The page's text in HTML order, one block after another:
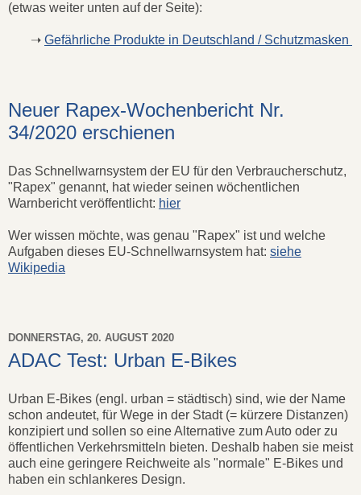
(etwas weiter unten auf der Seite):
➝ Gefährliche Produkte in Deutschland / Schutzmasken
Neuer Rapex-Wochenbericht Nr.
34/2020 erschienen
Das Schnellwarnsystem der EU für den Verbraucherschutz,
"Rapex" genannt, hat wieder seinen wöchentlichen
Warnbericht veröffentlicht: hier
Wer wissen möchte, was genau "Rapex" ist und welche
Aufgaben dieses EU-Schnellwarnsystem hat: siehe
Wikipedia
DONNERSTAG, 20. AUGUST 2020
ADAC Test: Urban E-Bikes
Urban E-Bikes (engl. urban = städtisch) sind, wie der Name
schon andeutet, für Wege in der Stadt (= kürzere Distanzen)
konzipiert und sollen so eine Alternative zum Auto oder zu
öffentlichen Verkehrsmitteln bieten. Deshalb haben sie meist
auch eine geringere Reichweite als "normale" E-Bikes und
haben ein schlankeres Design.